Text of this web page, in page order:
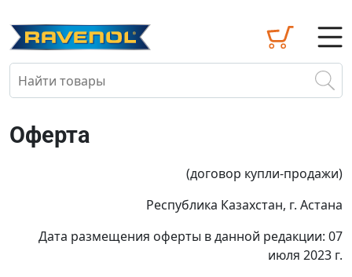
Оферта
(договор купли-продажи)
Республика Казахстан, г. Астана
Дата размещения оферты в данной редакции: 07
июля 2023 г.